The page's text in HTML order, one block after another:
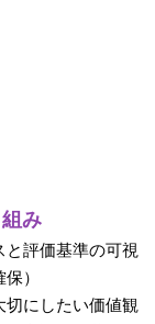
み
評価基準の可視
）
切にしたい価値観